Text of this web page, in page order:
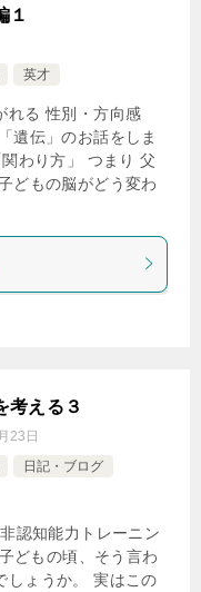
１
英才
れる 性別・方向感
遺伝」のお話をしま
わり方」 つまり 父
どもの脳がどう変わ
考える３
23日
日記・ブログ
認知能力トレーニン
どもの頃、そう言わ
しょうか。 実はこの